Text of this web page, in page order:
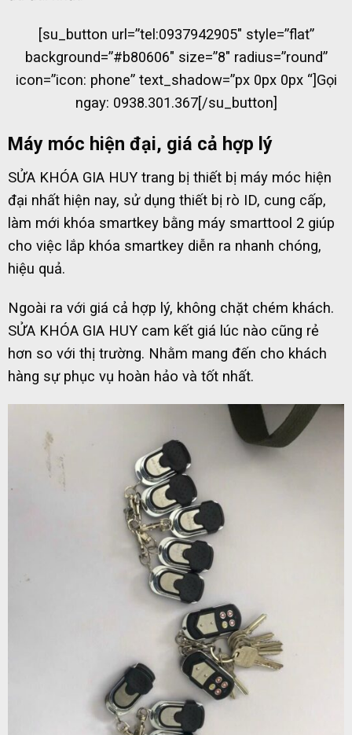
[su_button url=”tel:0937942905″ style=”flat”
background=”#b80606″ size=”8″ radius=”round”
icon=”icon: phone” text_shadow=”px 0px 0px “]Gọi
ngay: 0938.301.367[/su_button]
Máy móc hiện đại, giá cả hợp lý
SỬA KHÓA GIA HUY trang bị thiết bị máy móc hiện
đại nhất hiện nay, sử dụng thiết bị rò ID, cung cấp,
làm mới khóa smartkey bằng máy smarttool 2 giúp
cho việc lắp khóa smartkey diễn ra nhanh chóng,
hiệu quả.
Ngoài ra với giá cả hợp lý, không chặt chém khách.
SỬA KHÓA GIA HUY cam kết giá lúc nào cũng rẻ
hơn so với thị trường. Nhằm mang đến cho khách
hàng sự phục vụ hoàn hảo và tốt nhất.